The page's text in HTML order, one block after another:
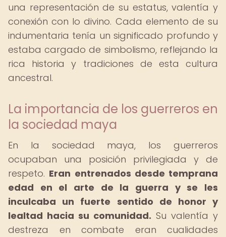
una representación de su estatus, valentía y
conexión con lo divino. Cada elemento de su
indumentaria tenía un significado profundo y
estaba cargado de simbolismo, reflejando la
rica historia y tradiciones de esta cultura
ancestral.
La importancia de los guerreros en
la sociedad maya
En la sociedad maya, los guerreros
ocupaban una posición privilegiada y de
respeto. Eran entrenados desde temprana
edad en el arte de la guerra y se les
inculcaba un fuerte sentido de honor y
lealtad hacia su comunidad. Su valentía y
destreza en combate eran cualidades